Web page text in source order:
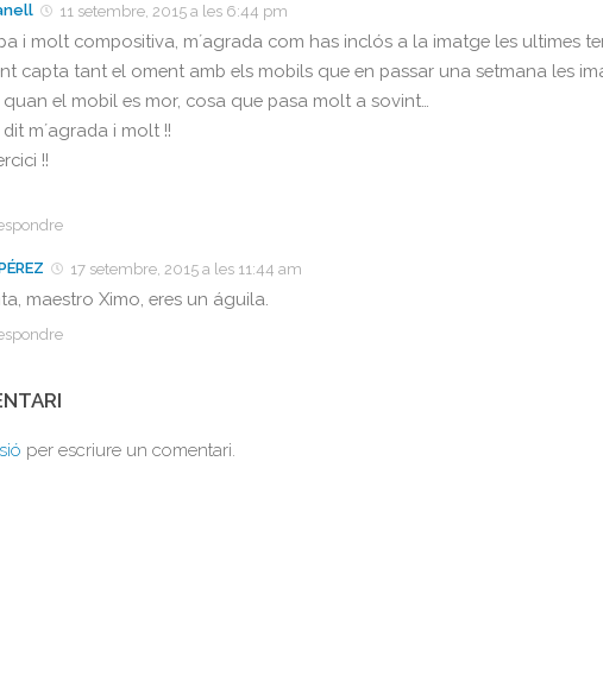
11 setembre, 2015 a les 6:44 pm
i molt compositiva, m´agrada com has inclós a la imatge les ultimes
capta tant el oment amb els mobils que en passar una setmana les
el mobil es mor, cosa que pasa molt a sovint…
m´agrada i molt !!
!!
17 setembre, 2015 a les 11:44 am
maestro Ximo, eres un águila.
per escriure un comentari.